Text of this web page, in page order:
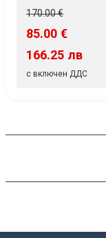
170.00 €
85.00 €
166.25 лв
с включен ДДС